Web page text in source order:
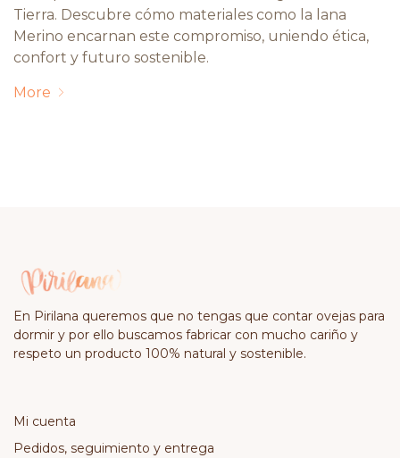
Tierra. Descubre cómo materiales como la lana
Merino encarnan este compromiso, uniendo ética,
confort y futuro sostenible.
More
En Pirilana queremos que no tengas que contar ovejas para
dormir y por ello buscamos fabricar con mucho cariño y
respeto un producto 100% natural y sostenible.
Mi cuenta
Pedidos, seguimiento y entrega